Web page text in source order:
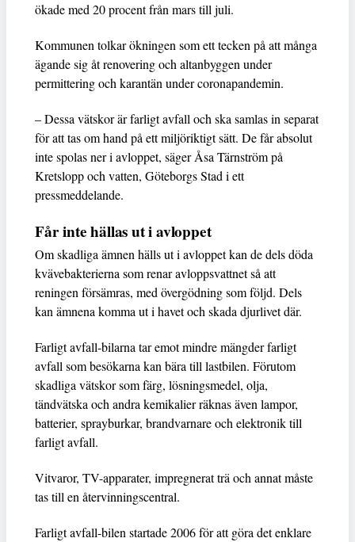
ökade med 20 procent från mars till juli.
Kommunen tolkar ökningen som ett tecken på att många
ägande sig åt renovering och altanbyggen under
permittering och karantän under coronapandemin.
– Dessa vätskor är farligt avfall och ska samlas in separat
för att tas om hand på ett miljöriktigt sätt. De får absolut
inte spolas ner i avloppet, säger Åsa Tärnström på
Kretslopp och vatten, Göteborgs Stad i ett
pressmeddelande.
Får inte hällas ut i avloppet
Om skadliga ämnen hälls ut i avloppet kan de dels döda
kvävebakterierna som renar avloppsvattnet så att
reningen försämras, med övergödning som följd. Dels
kan ämnena komma ut i havet och skada djurlivet där.
Farligt avfall-bilarna tar emot mindre mängder farligt
avfall som besökarna kan bära till lastbilen. Förutom
skadliga vätskor som färg, lösningsmedel, olja,
tändvätska och andra kemikalier räknas även lampor,
batterier, sprayburkar, brandvarnare och elektronik till
farligt avfall.
Vitvaror, TV-apparater, impregnerat trä och annat måste
tas till en återvinningscentral.
Farligt avfall-bilen startade 2006 för att göra det enklare